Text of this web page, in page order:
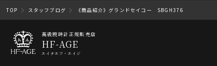
TOP スタッフブログ 《商品紹介》グランドセイコー SBGH376
高級腕時計正規販売店
HF-AGE
エイチエフ・エイジ